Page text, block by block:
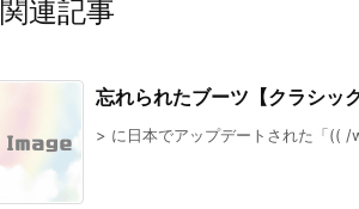
関連記事
忘れられたブーツ【クラシック
> に日本でアップデートされた「((